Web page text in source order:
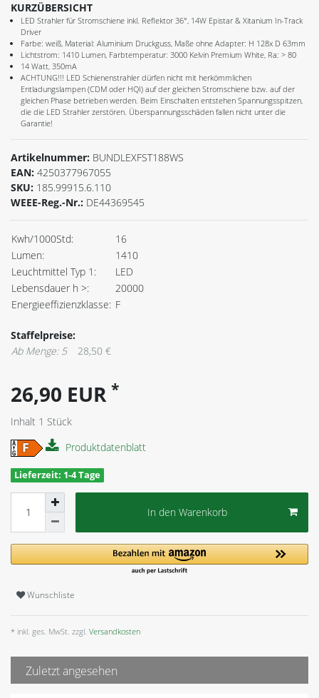
KURZÜBERSICHT
LED Strahler für Stromschiene inkl. Reflektor 36°, 14W Epistar & Xitanium In-Track
Driver
Farbe: weiß, Material: Aluminium Druckguss, Maße ohne Adapter: H 128x D 63mm
Lichtstrom: 1410 Lumen, Farbtemperatur: 3000 Kelvin Premium White, Ra: > 80
14 Watt, 350mA
ACHTUNG!!! LED Schienenstrahler dürfen nicht mit herkömmlichen
Entladungslampen (CDM oder HQI) auf der gleichen Stromschiene bzw. auf der
gleichen Phase betrieben werden. Beim Einschalten entstehen Spannungsspitzen,
die die LED Strahler zerstören. Überspannungsschäden fallen nicht unter die
Garantie!
Artikelnummer: BUNDLEXFST188WS
EAN: 4250377967055
SKU: 185.99915.6.110
WEEE-Reg.-Nr.: DE44369545
Kwh/1000Std:
16
Lumen:
1410
Leuchtmittel Typ 1:
LED
Lebensdauer h >:
20000
Energieeffizienzklasse: F
Staffelpreise:
Ab Menge: 5
28,50 €
26,90 EUR *
Inhalt 1 Stück
Produktdatenblatt
Lieferzeit: 1-4 Tage
In den Warenkorb
Wunschliste
* inkl. ges. MwSt. zzgl. Versandkosten
Zuletzt angesehen